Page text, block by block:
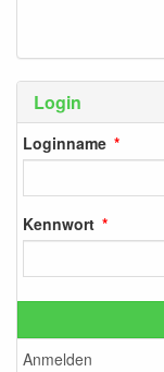
Login
Loginname
Kennwort
Anmelden